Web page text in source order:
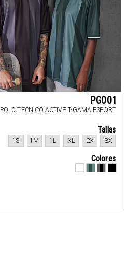
PG001
POLO TECNICO ACTIVE T-GAMA ESPORT
Tallas
3X
2X
XL
1L
1M
1S
Colores